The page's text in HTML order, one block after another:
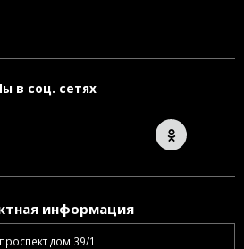
в соц. сетях
информация
дом 39/1